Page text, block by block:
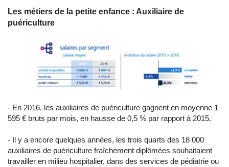
Les métiers de la petite enfance : Auxiliaire de
puériculture
- En 2016, les auxiliaires de puériculture gagnent en moyenne 1
595 € bruts par mois, en hausse de 0,5 % par rapport à 2015.
- Il y a encore quelques années, les trois quarts des 18 000
auxiliaires de puériculture fraîchement diplômées souhaitaient
travailler en milieu hospitalier, dans des services de pédiatrie ou